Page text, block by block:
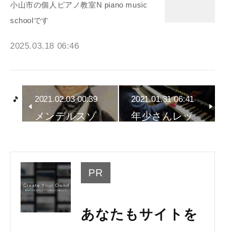
小山市の個人ピアノ教室N piano music
schoolです
2025.03.18 06:46
2021.02.03 00:39
メンデルスゾ
2021.01.31 06:41
年少さんレッ
PR
あなたもサイトを